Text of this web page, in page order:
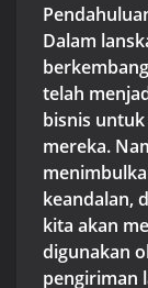
Dalam
telah
bisnis
mereka.
keandalan,
kita akan
digunakan
pengiriman